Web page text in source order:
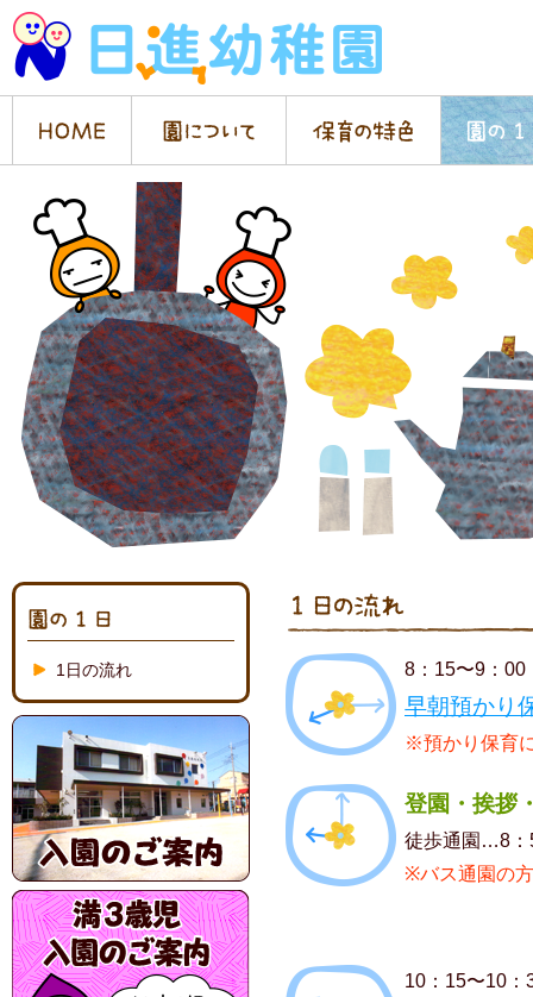
1日の流れ 8：15〜9：00
早朝預かり
※預かり保育
登園・挨拶
徒歩通園…8：
※バス通園の
10：15〜10：